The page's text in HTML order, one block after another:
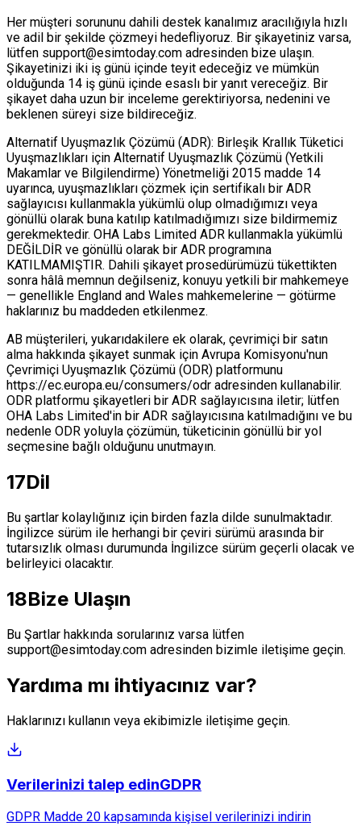
Her müşteri sorununu dahili destek kanalımız aracılığıyla hızlı
ve adil bir şekilde çözmeyi hedefliyoruz. Bir şikayetiniz varsa,
lütfen support@esimtoday.com adresinden bize ulaşın.
Şikayetinizi iki iş günü içinde teyit edeceğiz ve mümkün
olduğunda 14 iş günü içinde esaslı bir yanıt vereceğiz. Bir
şikayet daha uzun bir inceleme gerektiriyorsa, nedenini ve
beklenen süreyi size bildireceğiz.
Alternatif Uyuşmazlık Çözümü (ADR): Birleşik Krallık Tüketici
Uyuşmazlıkları için Alternatif Uyuşmazlık Çözümü (Yetkili
Makamlar ve Bilgilendirme) Yönetmeliği 2015 madde 14
uyarınca, uyuşmazlıkları çözmek için sertifikalı bir ADR
sağlayıcısı kullanmakla yükümlü olup olmadığımızı veya
gönüllü olarak buna katılıp katılmadığımızı size bildirmemiz
gerekmektedir. OHA Labs Limited ADR kullanmakla yükümlü
DEĞİLDİR ve gönüllü olarak bir ADR programına
KATILMAMIŞTIR. Dahili şikayet prosedürümüzü tükettikten
sonra hâlâ memnun değilseniz, konuyu yetkili bir mahkemeye
— genellikle England and Wales mahkemelerine — götürme
haklarınız bu maddeden etkilenmez.
AB müşterileri, yukarıdakilere ek olarak, çevrimiçi bir satın
alma hakkında şikayet sunmak için Avrupa Komisyonu'nun
Çevrimiçi Uyuşmazlık Çözümü (ODR) platformunu
https://ec.europa.eu/consumers/odr adresinden kullanabilir.
ODR platformu şikayetleri bir ADR sağlayıcısına iletir; lütfen
OHA Labs Limited'in bir ADR sağlayıcısına katılmadığını ve bu
nedenle ODR yoluyla çözümün, tüketicinin gönüllü bir yol
seçmesine bağlı olduğunu unutmayın.
17Dil
Bu şartlar kolaylığınız için birden fazla dilde sunulmaktadır.
İngilizce sürüm ile herhangi bir çeviri sürümü arasında bir
tutarsızlık olması durumunda İngilizce sürüm geçerli olacak ve
belirleyici olacaktır.
18Bize Ulaşın
Bu Şartlar hakkında sorularınız varsa lütfen
support@esimtoday.com adresinden bizimle iletişime geçin.
Yardıma mı ihtiyacınız var?
Haklarınızı kullanın veya ekibimizle iletişime geçin.
Verilerinizi talep edinGDPR
GDPR Madde 20 kapsamında kişisel verilerinizi indirin